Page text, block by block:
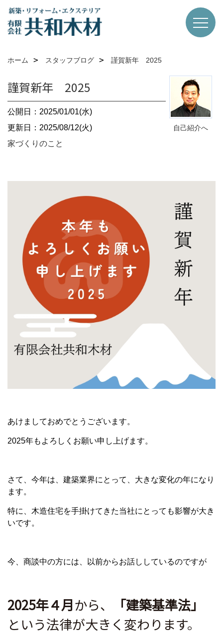
ホーム スタッフブログ 謹賀新年 2025
自己紹介へ
謹賀新年 2025
公開日：2025/01/01(水)
更新日：2025/08/12(火)
家づくりのこと
あけましておめでとうございます。
2025年もよろしくお願い申し上げます。
さて、今年は、建築業界にとって、大きな変化の年になり
ます。
特に、木造住宅を手掛けてきた当社にとっても影響が大き
いです。
今、商談中の方には、以前からお話ししているのですが
2025年４月から、
「建築基準法」
という法律が大きく変わります。